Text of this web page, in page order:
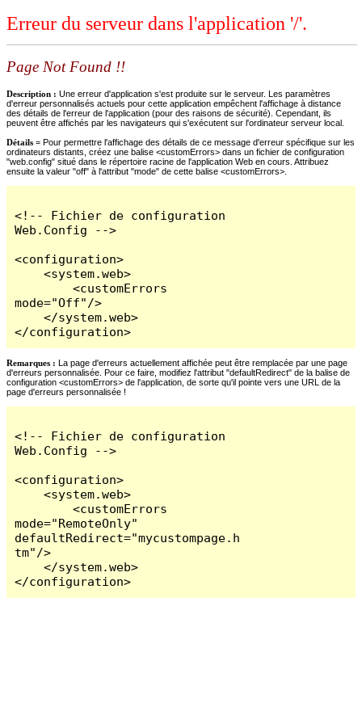
Erreur du serveur dans l'application '/'.
Page Not Found !!
Description : Une erreur d'application s'est produite sur le serveur. Les paramètres
d'erreur personnalisés actuels pour cette application empêchent l'affichage à distance
des détails de l'erreur de l'application (pour des raisons de sécurité). Cependant, ils
peuvent être affichés par les navigateurs qui s'exécutent sur l'ordinateur serveur local.
Détails = Pour permettre l'affichage des détails de ce message d'erreur spécifique sur les
ordinateurs distants, créez une balise <customErrors> dans un fichier de configuration
"web.config" situé dans le répertoire racine de l'application Web en cours. Attribuez
ensuite la valeur "off" à l'attribut "mode" de cette balise <customErrors>.
<!-- Fichier de configuration
Web.Config -->
<configuration>
    <system.web>
        <customErrors
mode="Off"/>
    </system.web>
</configuration>
Remarques : La page d'erreurs actuellement affichée peut être remplacée par une page
d'erreurs personnalisée. Pour ce faire, modifiez l'attribut "defaultRedirect" de la balise de
configuration <customErrors> de l'application, de sorte qu'il pointe vers une URL de la
page d'erreurs personnalisée !
<!-- Fichier de configuration
Web.Config -->
<configuration>
    <system.web>
        <customErrors
mode="RemoteOnly"
defaultRedirect="mycustompage.h
tm"/>
    </system.web>
</configuration>